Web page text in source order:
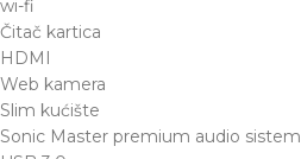
wi-fi
Čitač kartica
HDMI
Web kamera
Slim kućište
Sonic Master premium audio sistem